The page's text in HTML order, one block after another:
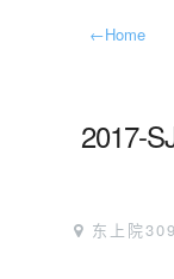
←Home
2017-
东上院309